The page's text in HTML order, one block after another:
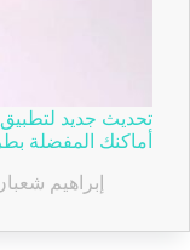
أماكنك المفضلة
إبراهيم